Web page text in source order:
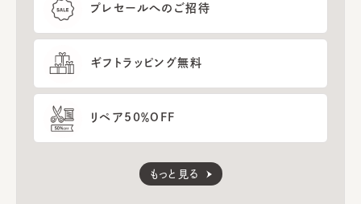
プレセールへのご招待
ギフトラッピング無料
リペア50％OFF
もっと見る